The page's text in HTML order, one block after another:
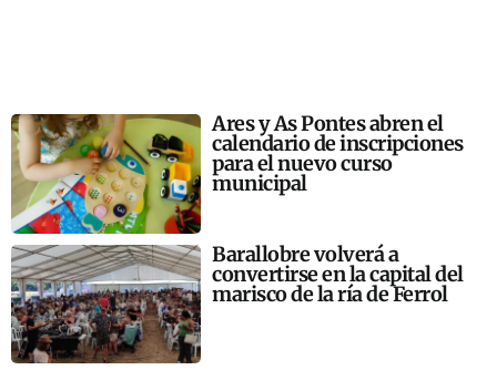
Ares y As Pontes abren el
calendario de inscripciones
para el nuevo curso
municipal
Barallobre volverá a
convertirse en la capital del
marisco de la ría de Ferrol